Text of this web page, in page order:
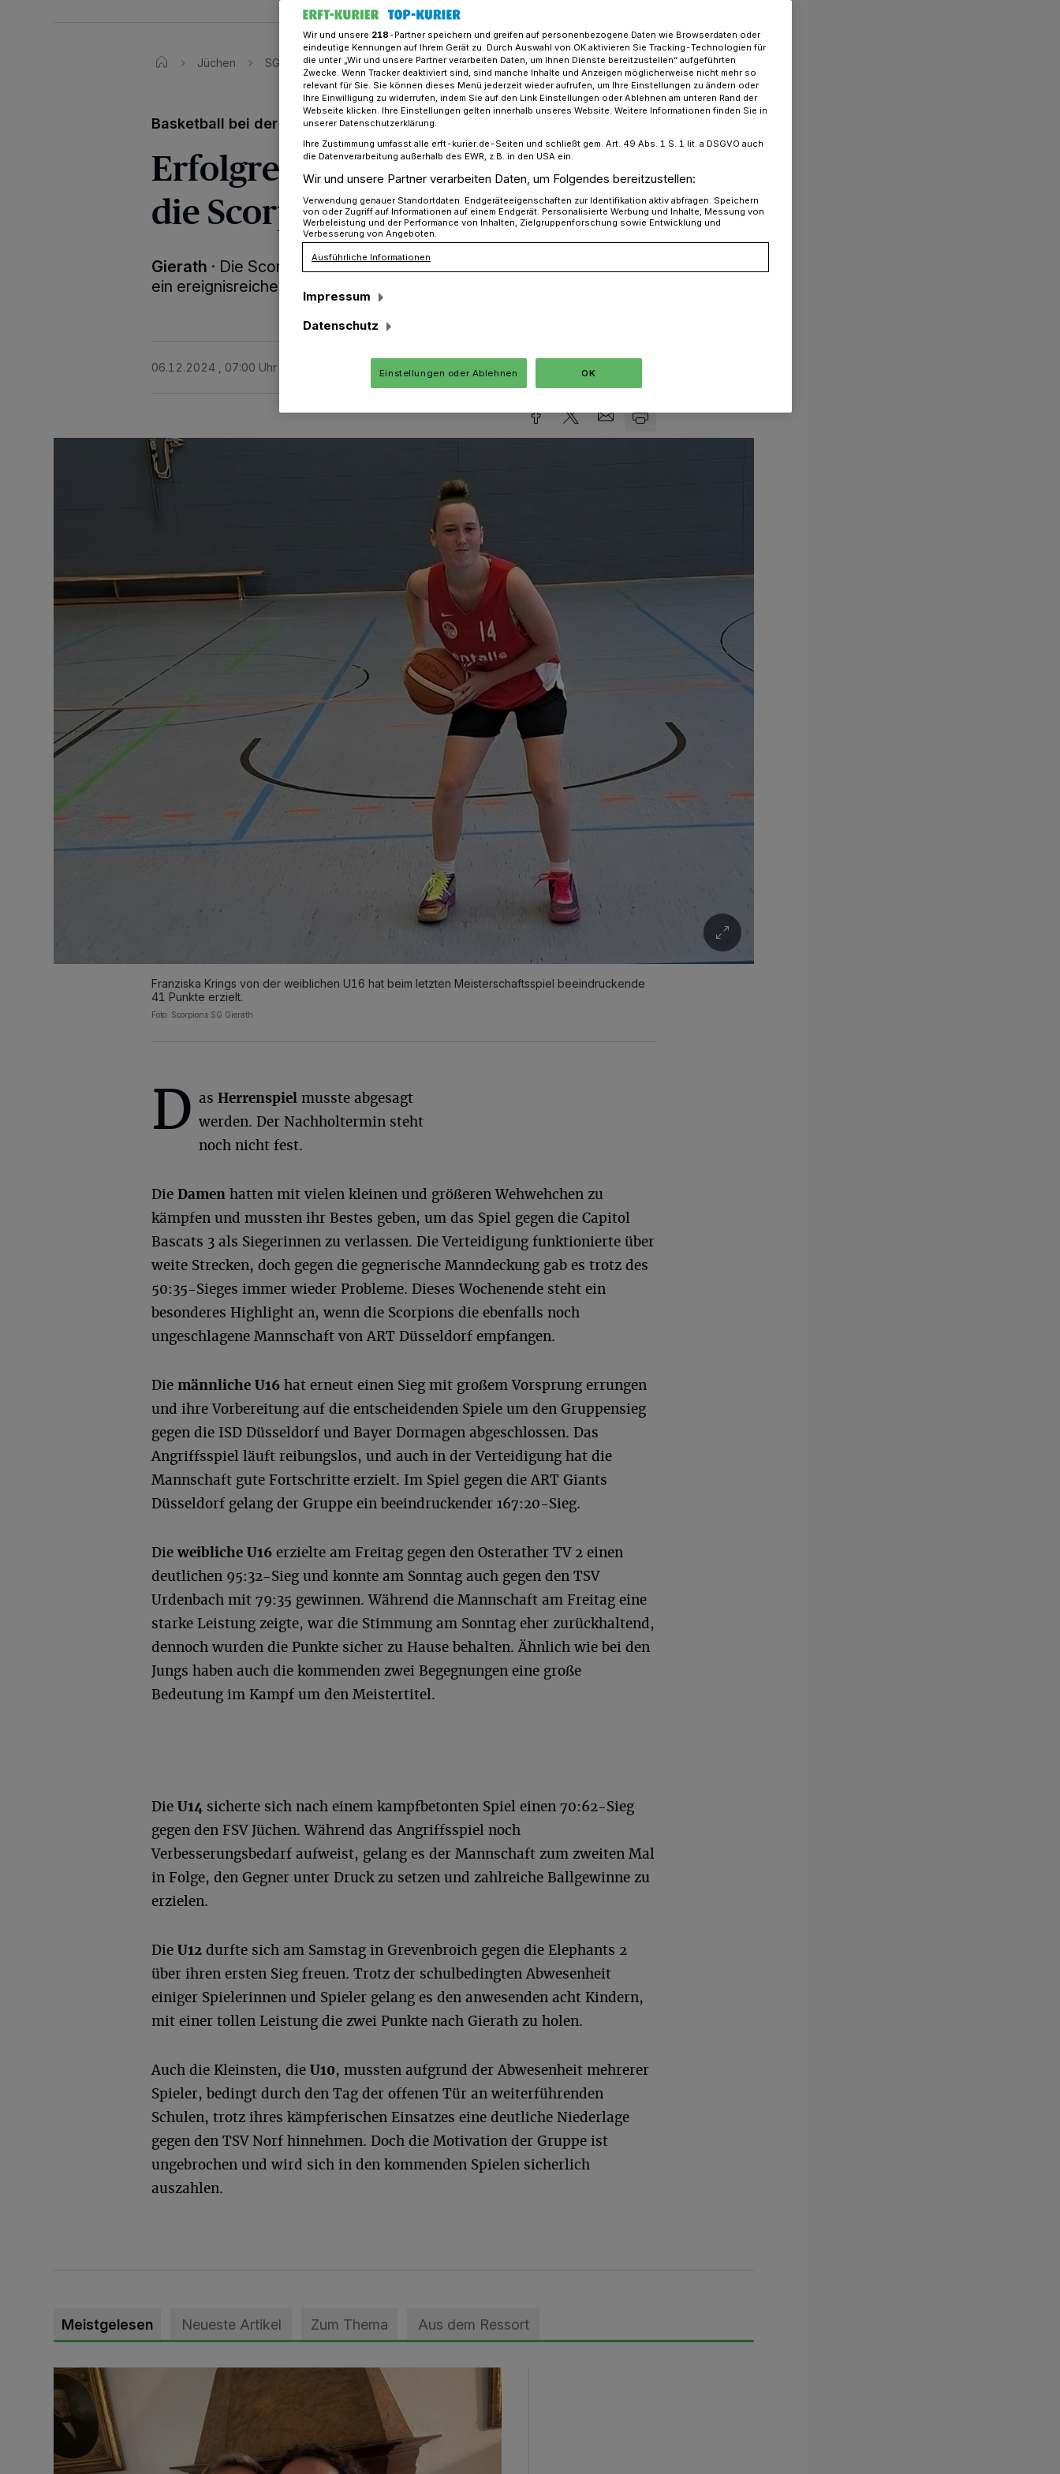
Jüchen SG Gierath: Erfolgreiches Wochenende für die Scorpions
Basketball bei der SG Gierath
Erfolgreiches Wochenende für
die Scorpions
Gierath · Die Scorpions, die Basketballer der SG Gierath, blicken auf
ein ereignisreiches Wochenende zurück.
06.12.2024 , 07:00 Uhr 2 Minuten Lesezeit
Franziska Krings von der weiblichen U16 hat beim letzten Meisterschaftsspiel beeindruckende
41 Punkte erzielt.
Foto: Scorpions SG Gierath
D as Herrenspiel musste abgesagt
werden. Der Nachholtermin steht
noch nicht fest.
Die Damen hatten mit vielen kleinen und größeren Wehwehchen zu
kämpfen und mussten ihr Bestes geben, um das Spiel gegen die Capitol
Bascats 3 als Siegerinnen zu verlassen. Die Verteidigung funktionierte über
weite Strecken, doch gegen die gegnerische Manndeckung gab es trotz des
50:35-Sieges immer wieder Probleme. Dieses Wochenende steht ein
besonderes Highlight an, wenn die Scorpions die ebenfalls noch
ungeschlagene Mannschaft von ART Düsseldorf empfangen.
Die männliche U16 hat erneut einen Sieg mit großem Vorsprung errungen
und ihre Vorbereitung auf die entscheidenden Spiele um den Gruppensieg
gegen die ISD Düsseldorf und Bayer Dormagen abgeschlossen. Das
Angriffsspiel läuft reibungslos, und auch in der Verteidigung hat die
Mannschaft gute Fortschritte erzielt. Im Spiel gegen die ART Giants
Düsseldorf gelang der Gruppe ein beeindruckender 167:20-Sieg.
Dieweibliche U16 erzielte am Freitag gegen den Osterather TV 2 einen
deutlichen 95:32-Sieg und konnte am Sonntag auch gegen den TSV
Urdenbach mit 79:35 gewinnen. Während die Mannschaft am Freitag eine
starke Leistung zeigte, war die Stimmung am Sonntag eher zurückhaltend,
dennoch wurden die Punkte sicher zu Hause behalten. Ähnlich wie bei den
Jungs haben auch die kommenden zwei Begegnungen eine große
Bedeutung im Kampf um den Meistertitel.
Die U14 sicherte sich nach einem kampfbetonten Spiel einen 70:62-Sieg
gegen den FSV Jüchen. Während das Angriffsspiel noch
Verbesserungsbedarf aufweist, gelang es der Mannschaft zum zweiten Mal
in Folge, den Gegner unter Druck zu setzen und zahlreiche Ballgewinne zu
erzielen.
Die U12 durfte sich am Samstag in Grevenbroich gegen die Elephants 2
über ihren ersten Sieg freuen. Trotz der schulbedingten Abwesenheit
einiger Spielerinnen und Spieler gelang es den anwesenden acht Kindern,
mit einer tollen Leistung die zwei Punkte nach Gierath zu holen.
Auch die Kleinsten, die U10, mussten aufgrund der Abwesenheit mehrerer
Spieler, bedingt durch den Tag der offenen Tür an weiterführenden
Schulen, trotz ihres kämpferischen Einsatzes eine deutliche Niederlage
gegen den TSV Norf hinnehmen. Doch die Motivation der Gruppe ist
ungebrochen und wird sich in den kommenden Spielen sicherlich
auszahlen.
Meistgelesen Neueste Artikel Zum Thema Aus dem Ressort
„Loss dir nix jefalle“ in 7 Tage 1 Song
Wir und unsere 218-Partner speichern und greifen auf personenbezogene Daten wie Browserdaten oder
eindeutige Kennungen auf Ihrem Gerät zu. Durch Auswahl von OK aktivieren Sie Tracking-Technologien für
die unter „Wir und unsere Partner verarbeiten Daten, um Ihnen Dienste bereitzustellen“ aufgeführten
Zwecke. Wenn Tracker deaktiviert sind, sind manche Inhalte und Anzeigen möglicherweise nicht mehr so
relevant für Sie. Sie können dieses Menü jederzeit wieder aufrufen, um Ihre Einstellungen zu ändern oder
Ihre Einwilligung zu widerrufen, indem Sie auf den Link Einstellungen oder Ablehnen am unteren Rand der
Webseite klicken. Ihre Einstellungen gelten innerhalb unseres Website. Weitere Informationen finden Sie in
unserer Datenschutzerklärung.
Ihre Zustimmung umfasst alle erft-kurier.de-Seiten und schließt gem. Art. 49 Abs. 1 S. 1 lit. a DSGVO auch
die Datenverarbeitung außerhalb des EWR, z.B. in den USA ein.
Wir und unsere Partner verarbeiten Daten, um Folgendes bereitzustellen:
Verwendung genauer Standortdaten. Endgeräteeigenschaften zur Identifikation aktiv abfragen. Speichern
von oder Zugriff auf Informationen auf einem Endgerät. Personalisierte Werbung und Inhalte, Messung von
Werbeleistung und der Performance von Inhalten, Zielgruppenforschung sowie Entwicklung und
Verbesserung von Angeboten.
Ausführliche Informationen
Impressum
Datenschutz
Einstellungen oder Ablehnen OK